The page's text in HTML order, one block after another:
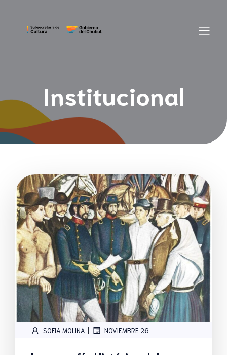
Institucional
SOFIA MOLINA | NOVIEMBRE 26